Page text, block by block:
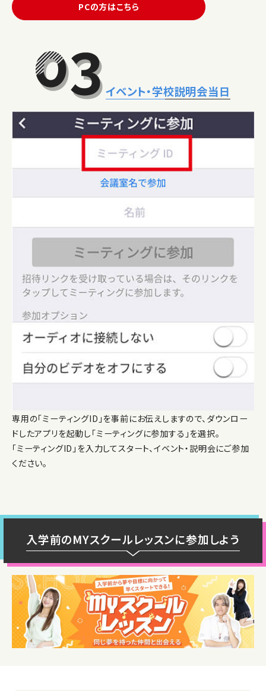
PCの方はこちら
イベント・学校説明会当日
専用の「ミーティングID」を事前にお伝えしますので、ダウンロー
ドしたアプリを起動し「ミーティングに参加する」を選択。
「ミーティングID」を入力してスタート、イベント・説明会にご参加
ください。
入学前のMYスクールレッスンに参加しよう